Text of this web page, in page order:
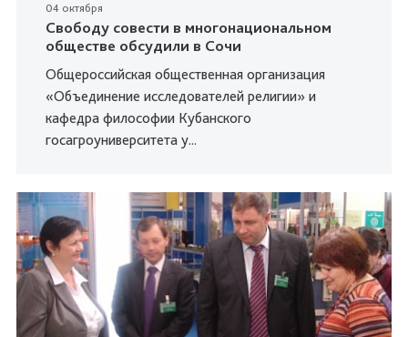
04 октября
Свободу совести в многонациональном
обществе обсудили в Сочи
Общероссийская общественная организация
«Объединение исследователей религии» и
кафедра философии Кубанского
госагроуниверситета у...